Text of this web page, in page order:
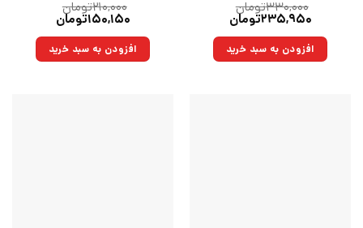
۳۳۰,۰۰۰تومان
قیمت
۳۳۰,۰۰۰تومان
بود.
۲۳۵,۹۵۰تومان
۲۳۵,۹۵۰تومان.افزودن به سبد خرید
۲۱۰,۰۰۰تومان
قیمت
۲۱۰,۰۰۰تومان
بود.
۱۵۰,۱۵۰تومان
۱۵۰,۱۵۰تومان.افزودن به سبد خرید